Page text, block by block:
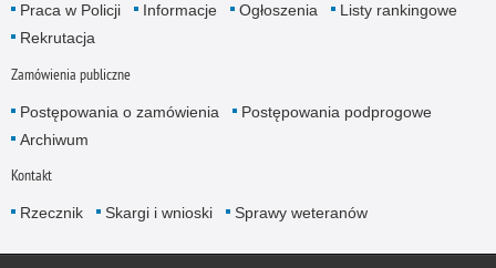
Praca w Policji Informacje Ogłoszenia
Listy rankingowe
Rekrutacja
Zamówienia publiczne
Postępowania o zamówienia
Postępowania podprogowe
Archiwum
Kontakt
Rzecznik Skargi i wnioski Sprawy weteranów